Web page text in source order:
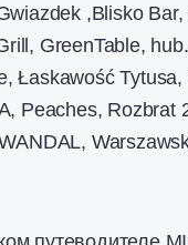
,Blisko
GreenTable,
Łaskawość
Peaches, Rozbrat